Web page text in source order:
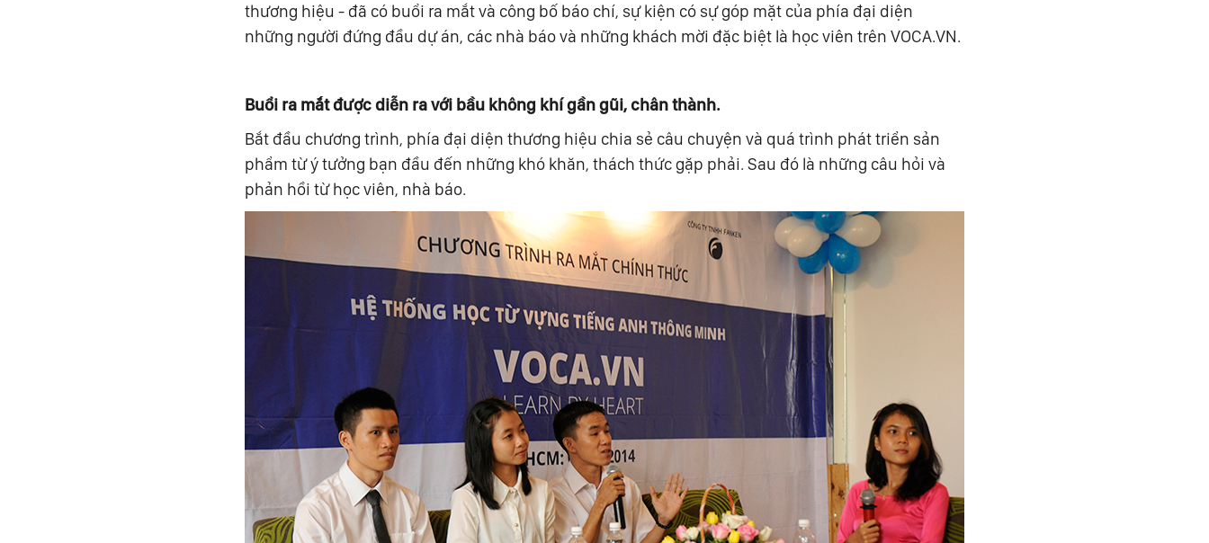
thương hiệu - đã có buổi ra mắt và công bố báo chí, sự kiện có sự góp mặt của phía đại diện
những người đứng đầu dự án, các nhà báo và những khách mời đặc biệt là học viên trên VOCA.VN.
Buổi ra mắt được diễn ra với bầu không khí gần gũi, chân thành.
Bắt đầu chương trình, phía đại diện thương hiệu chia sẻ câu chuyện và quá trình phát triển sản
phẩm từ ý tưởng bạn đầu đến những khó khăn, thách thức gặp phải. Sau đó là những câu hỏi và
phản hồi từ học viên, nhà báo.